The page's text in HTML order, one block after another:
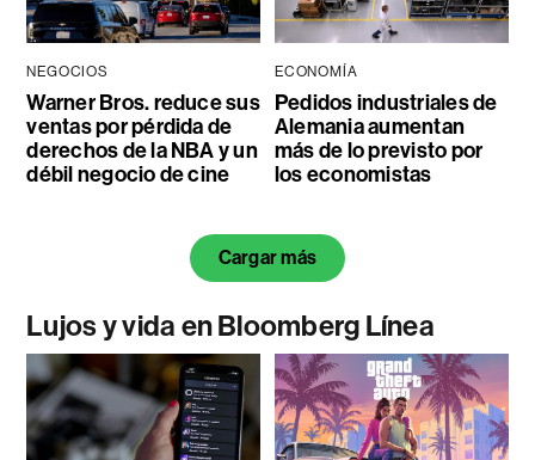
NEGOCIOS
Warner Bros. reduce sus
ventas por pérdida de
derechos de la NBA y un
débil negocio de cine
ECONOMÍA
Pedidos industriales de
Alemania aumentan
más de lo previsto por
los economistas
Cargar más
Lujos y vida en Bloomberg Línea